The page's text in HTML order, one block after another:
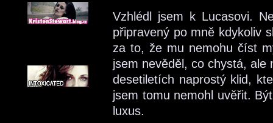
Vzhlédl jsem k Lucasovi.
připravený po mně kdykoliv
za to, že mu nemohu číst
jsem nevěděl, co chystá, ale
desetiletích naprostý klid,
jsem tomu nemohl uvěřit.
luxus.